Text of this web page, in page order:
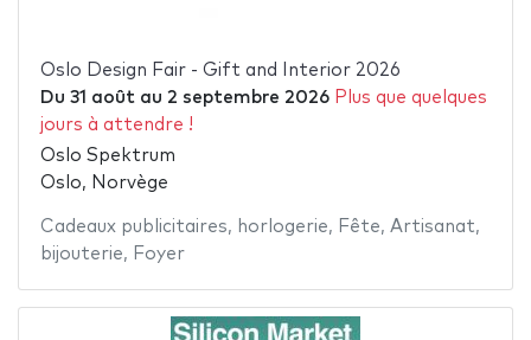
Oslo Design Fair - Gift and Interior 2026
Du 31 aoûtau 2 septembre 2026 Plus que quelques
jours à attendre !
Oslo Spektrum
Oslo, Norvège
Cadeaux publicitaires, horlogerie, Fête, Artisanat,
bijouterie, Foyer